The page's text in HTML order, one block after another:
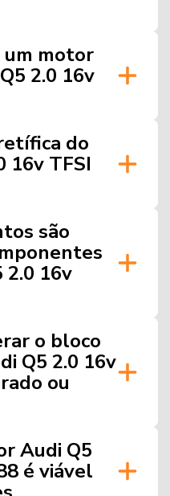
um motor
2.0 16v
do
16v TFSI
são
2.0 16v
o bloco
Q5 2.0 16v
ou
Audi Q5
é viável